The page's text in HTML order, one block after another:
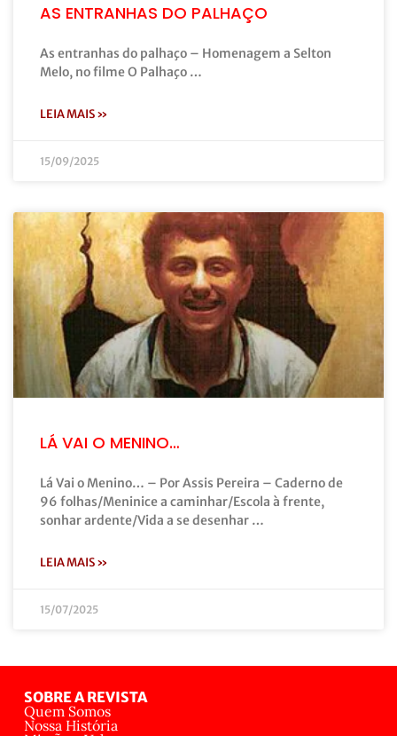
AS ENTRANHAS DO PALHAÇO
As entranhas do palhaço – Homenagem a Selton
Melo, no filme O Palhaço …
LEIA MAIS »
15/09/2025
LÁ VAI O MENINO…
Lá Vai o Menino… – Por Assis Pereira – Caderno de
96 folhas/Meninice a caminhar/Escola à frente,
sonhar ardente/Vida a se desenhar …
LEIA MAIS »
15/07/2025
SOBRE A REVISTA
Quem Somos
Nossa História